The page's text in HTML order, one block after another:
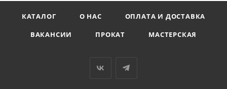
КАТАЛОГ О НАС
ОПЛАТА И ДОСТАВКА
ВАКАНСИИ
ПРОКАТ МАСТЕРСКАЯ